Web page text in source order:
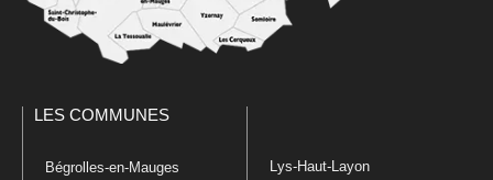
LES COMMUNES
Bégrolles-en-Mauges Lys-Haut-Layon